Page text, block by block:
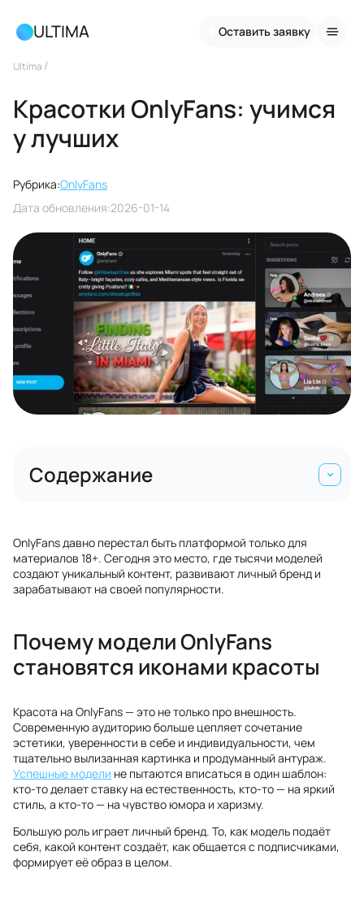
ULTIMA Оставить заявку
Ultima /
Красотки OnlyFans: учимся
у лучших
Рубрика:OnlyFans
Дата обновления:2026-01-14
Содержание
OnlyFans давно перестал быть платформой только для
материалов 18+. Сегодня это место, где тысячи моделей
создают уникальный контент, развивают личный бренд и
зарабатывают на своей популярности.
Почему модели OnlyFans
становятся иконами красоты
Красота на OnlyFans — это не только про внешность.
Современную аудиторию больше цепляет сочетание
эстетики, уверенности в себе и индивидуальности, чем
тщательно вылизанная картинка и продуманный антураж.
Успешные модели не пытаются вписаться в один шаблон:
кто-то делает ставку на естественность, кто-то — на яркий
стиль, а кто-то — на чувство юмора и харизму.
Большую роль играет личный бренд. То, как модель подаёт
себя, какой контент создаёт, как общается с подписчиками,
формирует её образ в целом.